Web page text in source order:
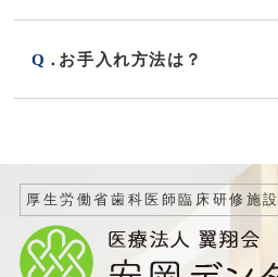
お手入れ方法は？
厚生労働省歯科医師臨床研修施設